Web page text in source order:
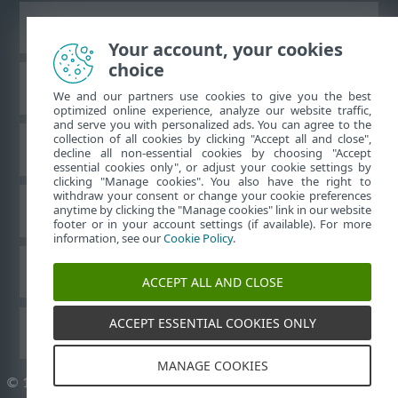
Base de conocimiento de ESET
Foro de ESET
Soporte regional
Guías para el usuario ESET
© 1992-2026ESET, spol. s r.o. - Todos los derechos reservados.
Your account, your cookies
choice
We and our partners use cookies to give you the best
optimized online experience, analyze our website traffic,
and serve you with personalized ads. You can agree to the
collection of all cookies by clicking "Accept all and close",
decline all non-essential cookies by choosing "Accept
essential cookies only", or adjust your cookie settings by
clicking "Manage cookies". You also have the right to
withdraw your consent or change your cookie preferences
anytime by clicking the "Manage cookies" link in our website
footer or in your account settings (if available). For more
information, see ourCookie Policy.
ACCEPT ALL AND CLOSE
ACCEPT ESSENTIAL COOKIES ONLY
MANAGE COOKIES